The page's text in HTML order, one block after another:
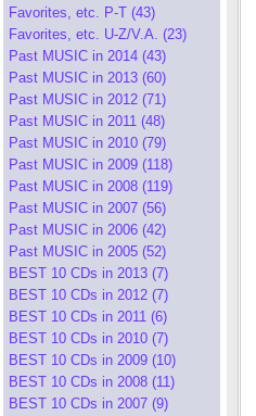
Favorites, etc. P-T (43)
Favorites, etc. U-Z/V.A. (23)
Past MUSIC in 2014 (43)
Past MUSIC in 2013 (60)
Past MUSIC in 2012 (71)
Past MUSIC in 2011 (48)
Past MUSIC in 2010 (79)
Past MUSIC in 2009 (118)
Past MUSIC in 2008 (119)
Past MUSIC in 2007 (56)
Past MUSIC in 2006 (42)
Past MUSIC in 2005 (52)
BEST 10 CDs in 2013 (7)
BEST 10 CDs in 2012 (7)
BEST 10 CDs in 2011 (6)
BEST 10 CDs in 2010 (7)
BEST 10 CDs in 2009 (10)
BEST 10 CDs in 2008 (11)
BEST 10 CDs in 2007 (9)